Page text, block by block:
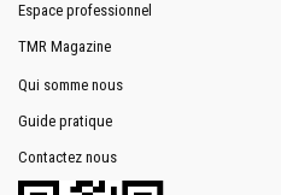
Espace professionnel
TMR Magazine
Qui somme nous
Guide pratique
Contactez nous